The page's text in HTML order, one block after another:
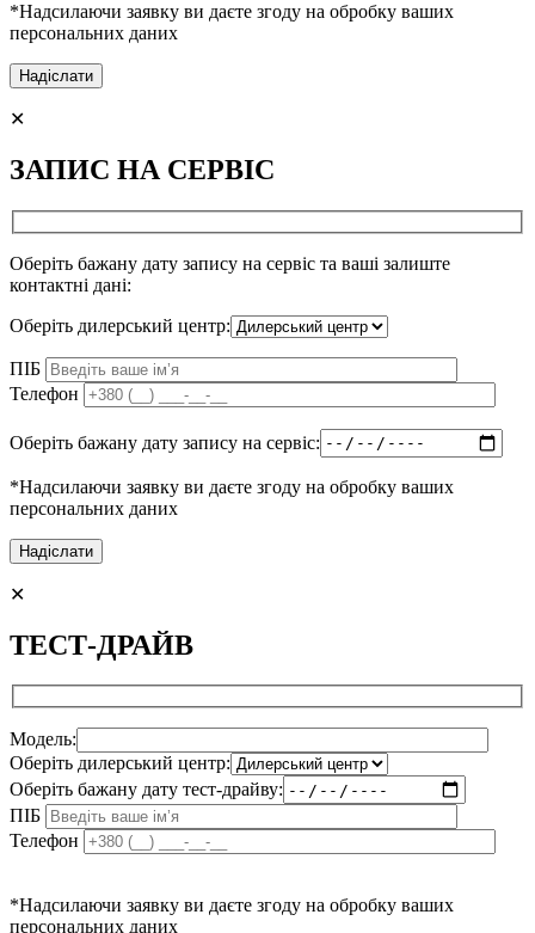
*Надсилаючи заявку ви даєте згоду на обробку ваших
персональних даних
✕
ЗАПИС НА СЕРВІС
Оберіть бажану дату запису на сервіс та ваші залиште
контактні дані:
Оберіть дилерський центр:
ПІБ
Телефон
Оберіть бажану дату запису на сервіс:
*Надсилаючи заявку ви даєте згоду на обробку ваших
персональних даних
✕
ТЕСТ-ДРАЙВ
Модель:
Оберіть дилерський центр:
Оберіть бажану дату тест-драйву:
ПІБ
Телефон
*Надсилаючи заявку ви даєте згоду на обробку ваших
персональних даних